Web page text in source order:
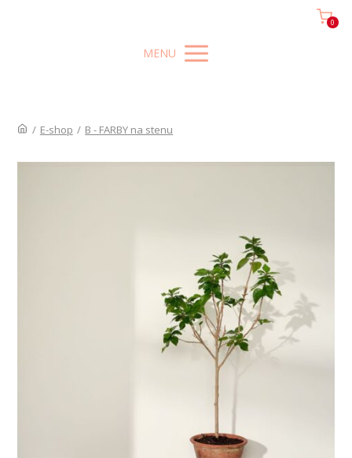
0
MENU
/ E-shop / B - FARBY na stenu